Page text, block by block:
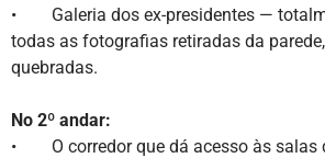
• Galeria dos ex-presidentes —
todas as fotografias retiradas da
quebradas.
No 2º andar:
• O corredor que dá acesso às salas